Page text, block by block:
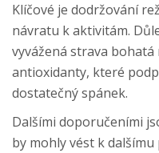
Klíčové je dodržování
návratu k aktivitám.
vyvážená strava
antioxidanty, které
dostatečný spánek.
Dalšími doporučeními
by mohly vést k